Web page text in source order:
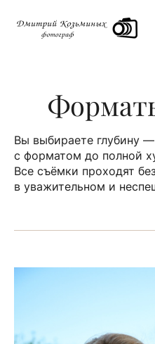
Вы выбираете глубину
с форматом до полной
Все съёмки проходят
в уважительном и